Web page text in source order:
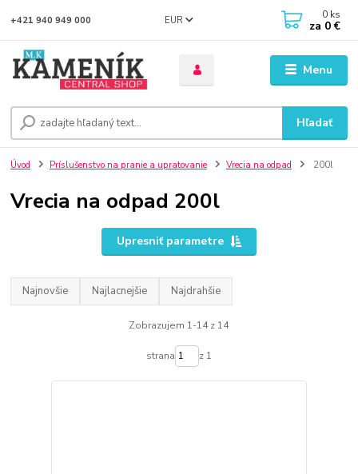
Menu
EUR
Hľadať
+421 940 949 000 0 ks
za 0 €
Úvod Príslušenstvo na pranie a upratovanie Vrecia na odpad 200l
Vrecia na odpad 200l
Upresniť parametre
Najnovšie Najlacnejšie Najdrahšie
Zobrazujem 1-14 z 14
strana z 1